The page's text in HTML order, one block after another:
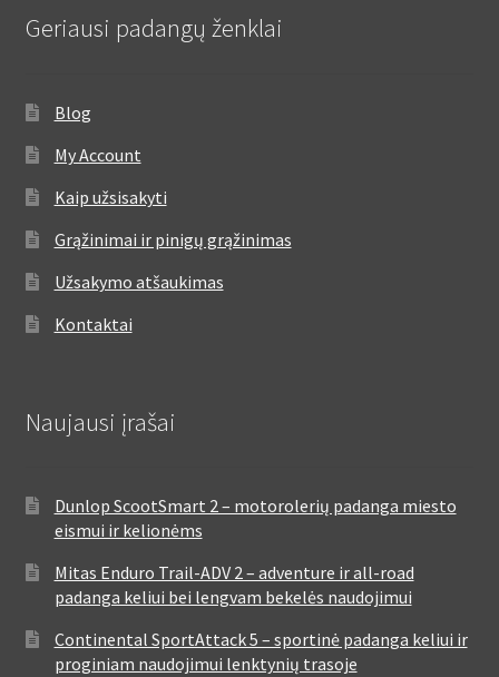
Geriausi padangų ženklai
Blog
My Account
Kaip užsisakyti
Grąžinimai ir pinigų grąžinimas
Užsakymo atšaukimas
Kontaktai
Naujausi įrašai
Dunlop ScootSmart 2 – motorolerių padanga miesto
eismui ir kelionėms
Mitas Enduro Trail-ADV 2 – adventure ir all-road
padanga keliui bei lengvam bekelės naudojimui
Continental SportAttack 5 – sportinė padanga keliui ir
proginiam naudojimui lenktynių trasoje